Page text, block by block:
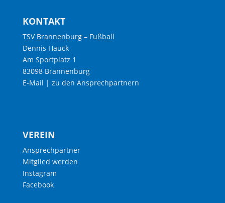
KONTAKT
TSV Brannenburg – Fußball
Dennis Hauck
Am Sportplatz 1
83098 Brannenburg
E-Mail | zu den Ansprechpartnern
VEREIN
Ansprechpartner
Mitglied werden
Instagram
Facebook